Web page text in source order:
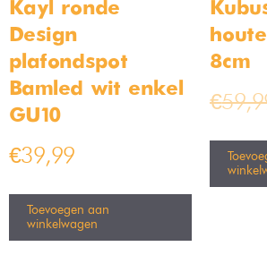
koopt? Misschien past de vloerlamp die je
gekocht hebt, wel helemaal niet. Dit zijn
regelmatig krijgen van onze klanten. Geen
gelukkig niet alleen voor! Wanneer je start
naar de perfecte woonkamer lampen, kun
met ons opnemen. Wij geven je graag
woonkamer lampen bij jou passen. Samen
Woonkamer lampen
Je woonkamer een heerlijke sfeer geven
Dat doe je bij Bamled. Wij bieden we een